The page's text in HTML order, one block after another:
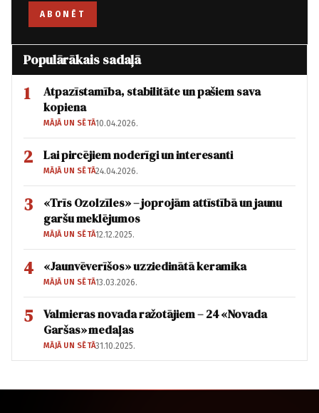
ABONĒT
Populārākais sadaļā
1
Atpazīstamība, stabilitāte un pašiem sava
kopiena
MĀJĀ UN SĒTĀ10.04.2026.
2 Lai pircējiem noderīgi un interesanti
MĀJĀ UN SĒTĀ24.04.2026.
3
«Trīs Ozolzīles» – joprojām attīstībā un jaunu
garšu meklējumos
MĀJĀ UN SĒTĀ12.12.2025.
4 «Jaunvēverīšos» uzziedinātā keramika
MĀJĀ UN SĒTĀ13.03.2026.
5
Valmieras novada ražotājiem – 24 «Novada
Garšas» medaļas
MĀJĀ UN SĒTĀ31.10.2025.